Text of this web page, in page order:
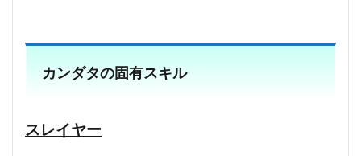
カンダタの固有スキル
スレイヤー